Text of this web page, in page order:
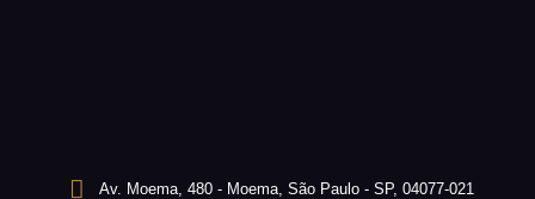
Av. Moema, 480 - Moema, São Paulo - SP, 04077-021